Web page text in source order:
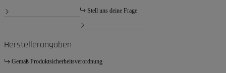
Stell uns deine Frage
Herstellerangaben
Gemäß Produktsicherheitsverordnung